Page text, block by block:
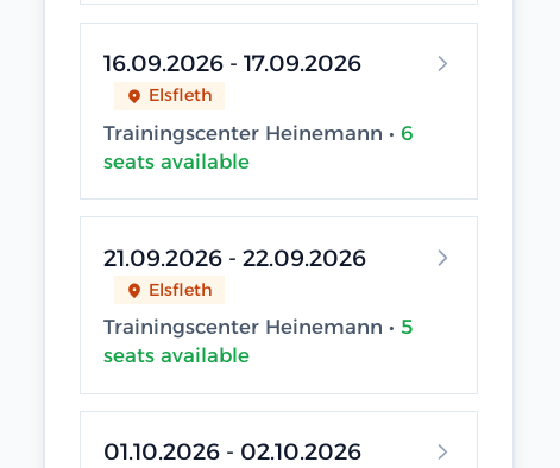
16.09.2026 - 17.09.2026
Elsfleth
Trainingscenter Heinemann • 6
seats available
21.09.2026 - 22.09.2026
Elsfleth
Trainingscenter Heinemann • 5
seats available
01.10.2026 - 02.10.2026